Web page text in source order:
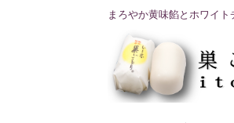
まろやか黄味餡とホワイ